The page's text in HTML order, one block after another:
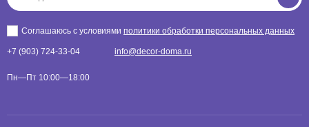
Соглашаюсь с условиями политики обработки персональных данных
+7 (903) 724-33-04 info@decor-doma.ru
Пн—Пт 10:00—18:00